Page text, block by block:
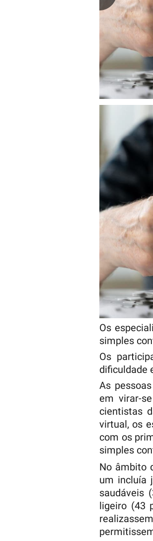
Os
simples
Os
dificuldade
As
em virar-
cientistas
virtual, os
com os
simples
No âmbito
um incluía
saudáveis
ligeiro (43